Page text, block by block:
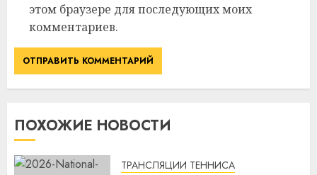
этом браузере для последующих моих
комментариев.
ПОХОЖИЕ НОВОСТИ
ТРАНСЛЯЦИИ ТЕННИСА